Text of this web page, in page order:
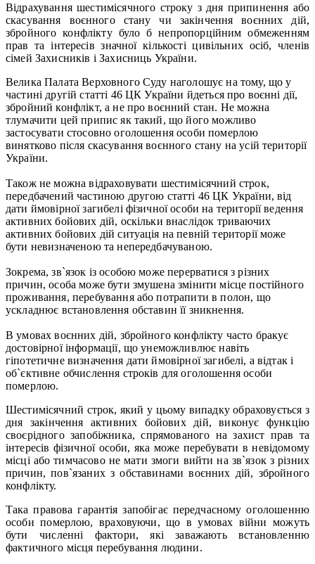
Відрахування шестимісячного строку з дня припинення або
скасування воєнного стану чи закінчення воєнних дій,
збройного конфлікту було б непропорційним обмеженням
прав та інтересів значної кількості цивільних осіб, членів
сімей Захисників і Захисниць України.
Велика Палата Верховного Суду наголошує на тому, що у
частині другій статті 46 ЦК України йдеться про воєнні дії,
збройний конфлікт, а не про воєнний стан. Не можна
тлумачити цей припис як такий, що його можливо
застосувати стосовно оголошення особи померлою
винятково після скасування воєнного стану на усій території
України.
Також не можна відраховувати шестимісячний строк,
передбачений частиною другою статті 46 ЦК України, від
дати ймовірної загибелі фізичної особи на території ведення
активних бойових дій, оскільки внаслідок триваючих
активних бойових дій ситуація на певній території може
бути невизначеною та непередбачуваною.
Зокрема, зв`язок із особою може перерватися з різних
причин, особа може бути змушена змінити місце постійного
проживання, перебування або потрапити в полон, що
ускладнює встановлення обставин її зникнення.
В умовах воєнних дій, збройного конфлікту часто бракує
достовірної інформації, що унеможливлює навіть
гіпотетичне визначення дати ймовірної загибелі, а відтак і
об`єктивне обчислення строків для оголошення особи
померлою.
Шестимісячний строк, який у цьому випадку обраховується з
дня закінчення активних бойових дій, виконує функцію
своєрідного запобіжника, спрямованого на захист прав та
інтересів фізичної особи, яка може перебувати в невідомому
місці або тимчасово не мати змоги вийти на зв`язок з різних
причин, пов`язаних з обставинами воєнних дій, збройного
конфлікту.
Така правова гарантія запобігає передчасному оголошенню
особи померлою, враховуючи, що в умовах війни можуть
бути численні фактори, які заважають встановленню
фактичного місця перебування людини.